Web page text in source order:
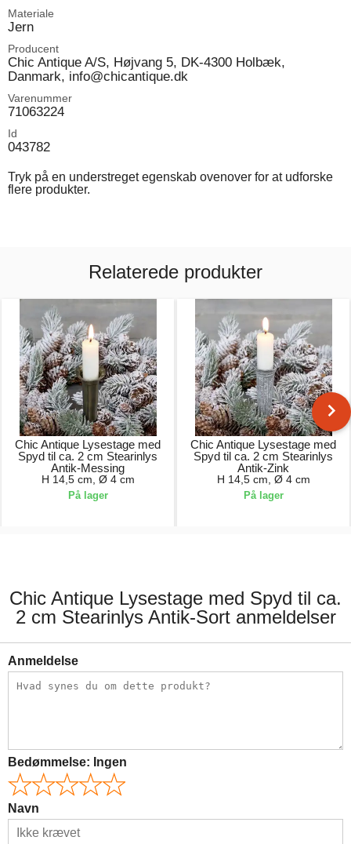
Materiale
Jern
Producent
Chic Antique A/S, Højvang 5, DK-4300 Holbæk,
Danmark, info@chicantique.dk
Varenummer
71063224
Id
043782
Tryk på en understreget egenskab ovenover for at udforske
flere produkter.
Relaterede produkter
Chic Antique Lysestage med
Spyd til ca. 2 cm Stearinlys
Antik-Messing
H 14,5 cm, Ø 4 cm
På lager
Chic Antique Lysestage med
Spyd til ca. 2 cm Stearinlys
Antik-Zink
H 14,5 cm, Ø 4 cm
På lager
Chic Antique Lysestage med Spyd til ca.
2 cm Stearinlys Antik-Sort anmeldelser
Anmeldelse
Bedømmelse: Ingen
Navn